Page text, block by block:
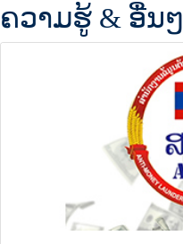
ຄວາມຮູ້ & ອື່ນໆ